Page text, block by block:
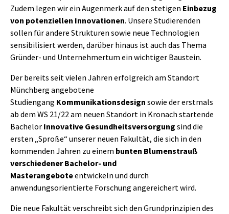
Zudem legen wir ein Augenmerk auf den stetigen Einbezug
von potenziellen Innovationen. Unsere Studierenden
sollen für andere Strukturen sowie neue Technologien
sensibilisiert werden, darüber hinaus ist auch das Thema
Gründer- und Unternehmertum ein wichtiger Baustein.
Der bereits seit vielen Jahren erfolgreich am Standort
Münchberg angebotene
Studiengang Kommunikationsdesign sowie der erstmals
ab dem WS 21/22 am neuen Standort in Kronach startende
Bachelor Innovative Gesundheitsversorgung sind die
ersten „Sproße“ unserer neuen Fakultät, die sich in den
kommenden Jahren zu einem bunten Blumenstrauß
verschiedener Bachelor- und
Masterangeboteentwickeln und durch
anwendungsorientierte Forschung angereichert wird.
Die neue Fakultät verschreibt sich den Grundprinzipien des